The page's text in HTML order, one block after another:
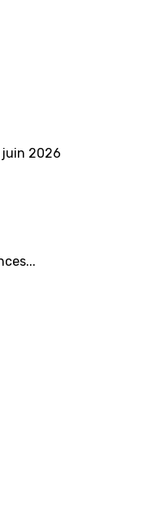
juin 2026